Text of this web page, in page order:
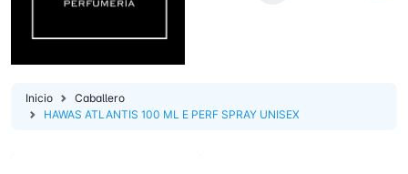
Inicio
Caballero
HAWAS ATLANTIS 100 ML E PERF SPRAY UNISEX